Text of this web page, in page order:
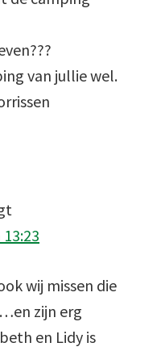
van jullie wel.
wij missen die
zijn erg
en Lidy is